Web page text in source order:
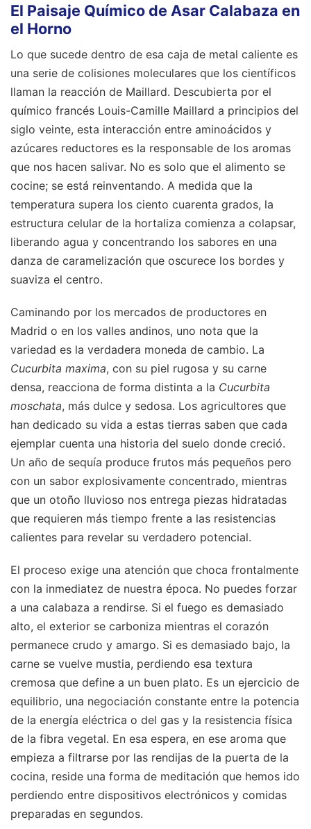
El Paisaje Químico de Asar Calabaza en
el Horno
Lo que sucede dentro de esa caja de metal caliente es
una serie de colisiones moleculares que los científicos
llaman la reacción de Maillard. Descubierta por el
químico francés Louis-Camille Maillard a principios del
siglo veinte, esta interacción entre aminoácidos y
azúcares reductores es la responsable de los aromas
que nos hacen salivar. No es solo que el alimento se
cocine; se está reinventando. A medida que la
temperatura supera los ciento cuarenta grados, la
estructura celular de la hortaliza comienza a colapsar,
liberando agua y concentrando los sabores en una
danza de caramelización que oscurece los bordes y
suaviza el centro.
Caminando por los mercados de productores en
Madrid o en los valles andinos, uno nota que la
variedad es la verdadera moneda de cambio. La
Cucurbita maxima, con su piel rugosa y su carne
densa, reacciona de forma distinta a la Cucurbita
moschata, más dulce y sedosa. Los agricultores que
han dedicado su vida a estas tierras saben que cada
ejemplar cuenta una historia del suelo donde creció.
Un año de sequía produce frutos más pequeños pero
con un sabor explosivamente concentrado, mientras
que un otoño lluvioso nos entrega piezas hidratadas
que requieren más tiempo frente a las resistencias
calientes para revelar su verdadero potencial.
El proceso exige una atención que choca frontalmente
con la inmediatez de nuestra época. No puedes forzar
a una calabaza a rendirse. Si el fuego es demasiado
alto, el exterior se carboniza mientras el corazón
permanece crudo y amargo. Si es demasiado bajo, la
carne se vuelve mustia, perdiendo esa textura
cremosa que define a un buen plato. Es un ejercicio de
equilibrio, una negociación constante entre la potencia
de la energía eléctrica o del gas y la resistencia física
de la fibra vegetal. En esa espera, en ese aroma que
empieza a filtrarse por las rendijas de la puerta de la
cocina, reside una forma de meditación que hemos ido
perdiendo entre dispositivos electrónicos y comidas
preparadas en segundos.